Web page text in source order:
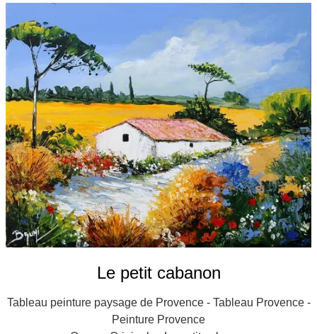
L'artiste
Galeries ▼
Vente
Boutique
Contact
Newsletter
BLOG
Français
Le petit cabanon
Tableau peinture paysage de Provence - Tableau Provence -
Peinture Provence